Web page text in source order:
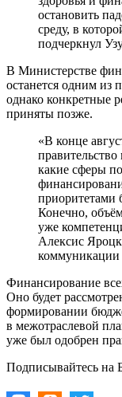
остановить
среду, в
подчеркнул
В Министерстве
останется одним из
однако конкретные
приняты позже.
«В конце
какие сферы
приоритетами
Конечно,
уже
Алексис
Финансирование
Оно будет
формировании
в межотраслевой
уже был одобрен
Подписывайтесь на